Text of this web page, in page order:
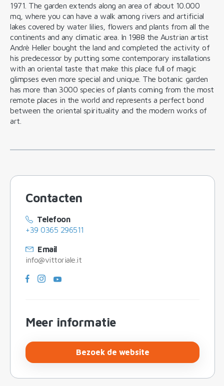
1971. The garden extends along an area of about 10.000
mq, where you can have a walk among rivers and artificial
lakes covered by water lilies, flowers and plants from all the
continents and any climatic area. In 1988 the Austrian artist
Andrè Heller bought the land and completed the activity of
his predecessor by putting some contemporary installations
with an oriental taste that make this place full of magic
glimpses even more special and unique. The botanic garden
has more than 3000 species of plants coming from the most
remote places in the world and represents a perfect bond
between the oriental spirituality and the modern works of
art.
Contacten
Telefoon
+39 0365 296511
Email
info@vittoriale.it
Meer informatie
Bezoek de website